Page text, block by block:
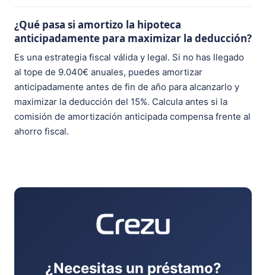
¿Qué pasa si amortizo la hipoteca
anticipadamente para maximizar la deducción?
Es una estrategia fiscal válida y legal. Si no has llegado
al tope de 9.040€ anuales, puedes amortizar
anticipadamente antes de fin de año para alcanzarlo y
maximizar la deducción del 15%. Calcula antes si la
comisión de amortización anticipada compensa frente al
ahorro fiscal.
¿Necesitas un préstamo?